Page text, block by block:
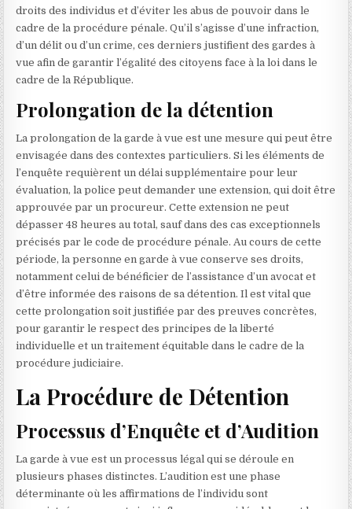
droits des individus et d’éviter les abus de pouvoir dans le
cadre de la procédure pénale. Qu’il s’agisse d’une infraction,
d’un délit ou d’un crime, ces derniers justifient des gardes à
vue afin de garantir l’égalité des citoyens face à la loi dans le
cadre de la République.
Prolongation de la détention
La prolongation de la garde à vue est une mesure qui peut être
envisagée dans des contextes particuliers. Si les éléments de
l’enquête requièrent un délai supplémentaire pour leur
évaluation, la police peut demander une extension, qui doit être
approuvée par un procureur. Cette extension ne peut
dépasser 48 heures au total, sauf dans des cas exceptionnels
précisés par le code de procédure pénale. Au cours de cette
période, la personne en garde à vue conserve ses droits,
notamment celui de bénéficier de l’assistance d’un avocat et
d’être informée des raisons de sa détention. Il est vital que
cette prolongation soit justifiée par des preuves concrètes,
pour garantir le respect des principes de la liberté
individuelle et un traitement équitable dans le cadre de la
procédure judiciaire.
La Procédure de Détention
Processus d’Enquête et d’Audition
La garde à vue est un processus légal qui se déroule en
plusieurs phases distinctes. L’audition est une phase
déterminante où les affirmations de l’individu sont